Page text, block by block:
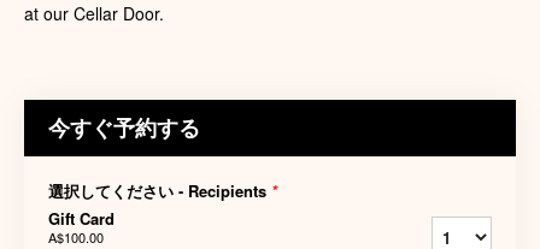
at our Cellar Door.
今すぐ予約する
選択してください - Recipients *
Gift Card
A$100.00